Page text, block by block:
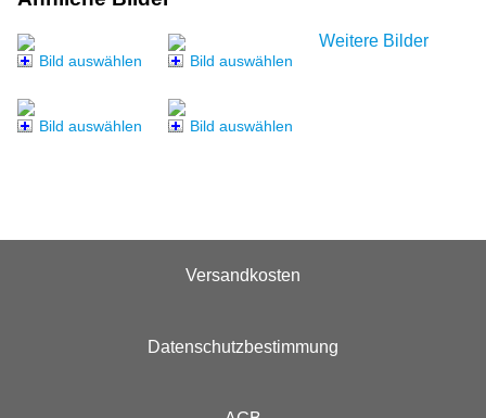
Bild auswählen Bild auswählen
Bild auswählen Bild auswählen
Weitere Bilder
Versandkosten
Datenschutzbestimmung